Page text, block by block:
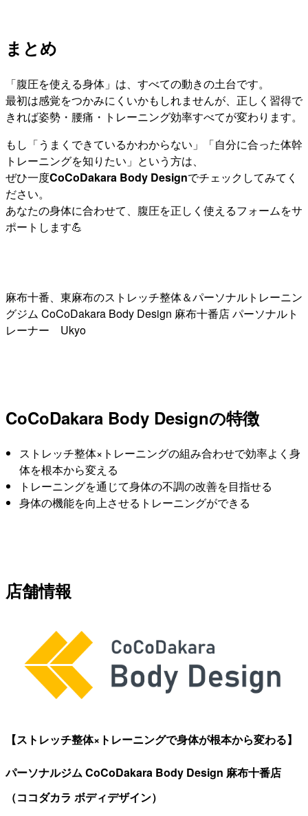
まとめ
「腹圧を使える身体」は、すべての動きの土台です。
最初は感覚をつかみにくいかもしれませんが、正しく習得で
きれば姿勢・腰痛・トレーニング効率すべてが変わります。
もし「うまくできているかわからない」「自分に合った体幹
トレーニングを知りたい」という方は、
ぜひ一度CoCoDakara Body Designでチェックしてみてく
ださい。
あなたの身体に合わせて、腹圧を正しく使えるフォームをサ
ポートします💪
麻布十番、東麻布のストレッチ整体＆パーソナルトレーニン
グジム CoCoDakara Body Design 麻布十番店 パーソナルト
レーナー Ukyo
CoCoDakara Body Designの特徴
ストレッチ整体×トレーニングの組み合わせで効率よく身
体を根本から変える
トレーニングを通じて身体の不調の改善を目指せる
身体の機能を向上させるトレーニングができる
店舗情報
【ストレッチ整体×トレーニングで身体が根本から変わる】
パーソナルジム CoCoDakara Body Design 麻布十番店
（ココダカラ ボディデザイン）